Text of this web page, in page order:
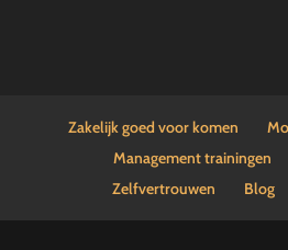
Zakelijk goed voor komen
Management trainingen
Zelfvertrouwen
Blog